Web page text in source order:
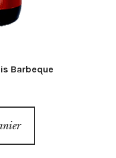
Barbeque